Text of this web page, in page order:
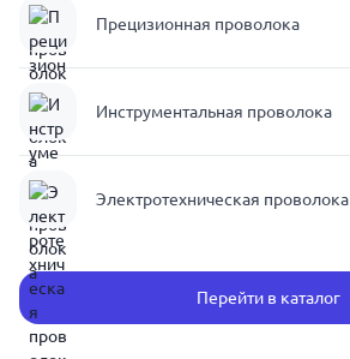
Прецизионная проволока
Инструментальная проволока
Электротехническая проволока
Перейти в каталог